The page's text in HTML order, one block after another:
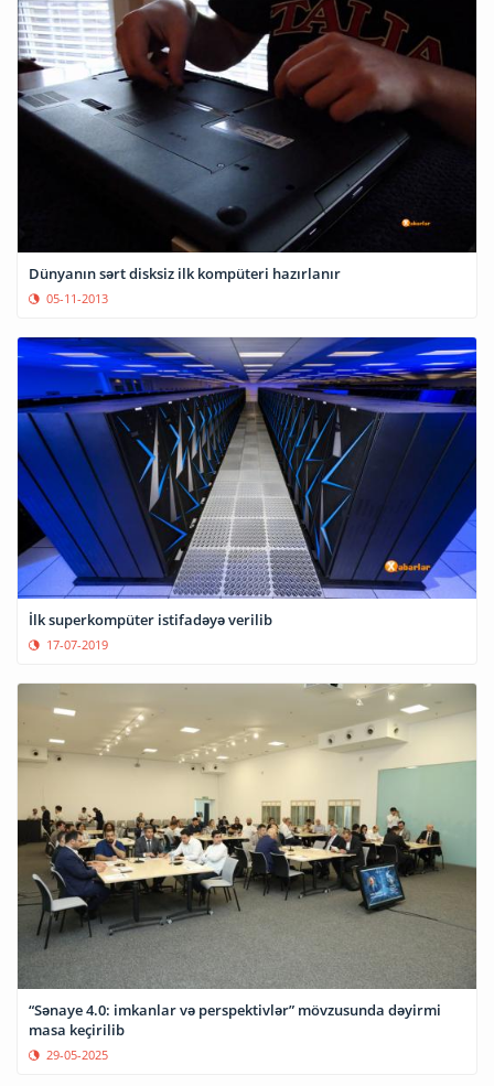
Dünyanın sərt disksiz ilk kompüteri hazırlanır
05-11-2013
İlk superkompüter istifadəyə verilib
17-07-2019
“Sənaye 4.0: imkanlar və perspektivlər” mövzusunda dəyirmi
masa keçirilib
29-05-2025